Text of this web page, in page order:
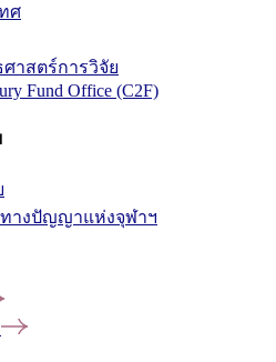
ศ
าสตร์การวิจัย
Fund Office (C2F)
างปัญญาแห่งจุฬาฯ